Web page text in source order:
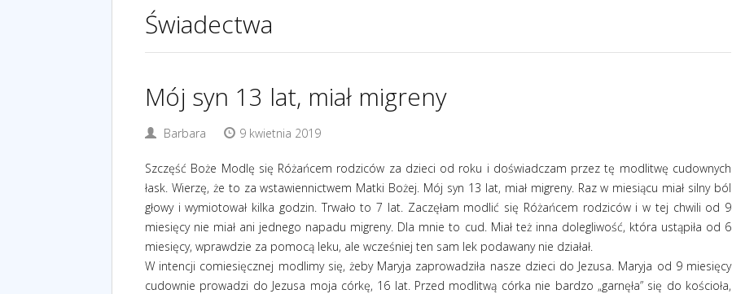
Świadectwa
Mój syn 13 lat, miał migreny
Barbara 9 kwietnia 2019
Szczęść Boże Modlę się Różańcem rodziców za dzieci od roku i doświadczam przez tę modlitwę cudownych
łask. Wierzę, że to za wstawiennictwem Matki Bożej. Mój syn 13 lat, miał migreny. Raz w miesiącu miał silny ból
głowy i wymiotował kilka godzin. Trwało to 7 lat. Zaczęłam modlić się Różańcem rodziców i w tej chwili od 9
miesięcy nie miał ani jednego napadu migreny. Dla mnie to cud. Miał też inna dolegliwość, która ustąpiła od 6
miesięcy, wprawdzie za pomocą leku, ale wcześniej ten sam lek podawany nie działał.
W intencji comiesięcznej modlimy się, żeby Maryja zaprowadziła nasze dzieci do Jezusa. Maryja od 9 miesięcy
cudownie prowadzi do Jezusa moja córkę, 16 lat. Przed modlitwą córka nie bardzo „garnęła” się do kościoła,